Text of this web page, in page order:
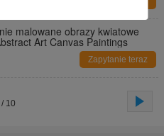
malowane obrazy kwiatowe
Art Canvas Paintings
Zapytanie teraz
/ 10